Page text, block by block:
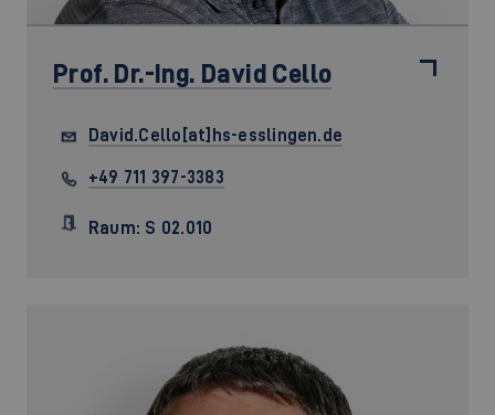
Prof. Dr.-Ing. David Cello
David.Cello[at]hs-esslingen.de
+49 711 397-3383
Raum: S 02.010